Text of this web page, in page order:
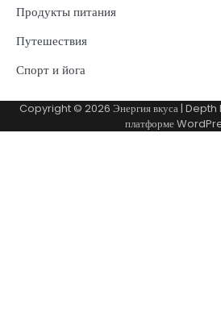
Продукты питания
Путешествия
Спорт и йога
Copyright © 2026 Энергия вкуса | Depth
платформе